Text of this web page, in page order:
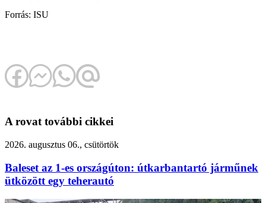
Forrás: ISU
A rovat további cikkei
2026. augusztus 06., csütörtök
Baleset az 1-es országúton: útkarbantartó járműnek
ütközött egy teherautó